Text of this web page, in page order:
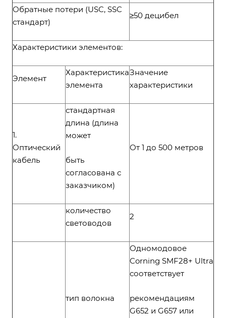
Обратные потери (USC, SSC
стандарт)
≥50 децибел
Характеристики элементов:
Элемент
Характеристика
элемента
Значение
характеристики
1.
Оптический
кабель
стандартная
длина (длина
может
быть
согласована с
заказчиком)
От 1 до 500 метров
количество
световодов
2
тип волокна
Одномодовое
Corning SMF28+ Ultra
соответствует
рекомендациям
G652 и G657 или